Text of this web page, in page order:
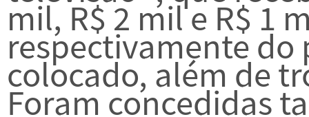
mil, R$ 2 mil e R$ 1
respectivamente
colocado, além de
Foram concedidas